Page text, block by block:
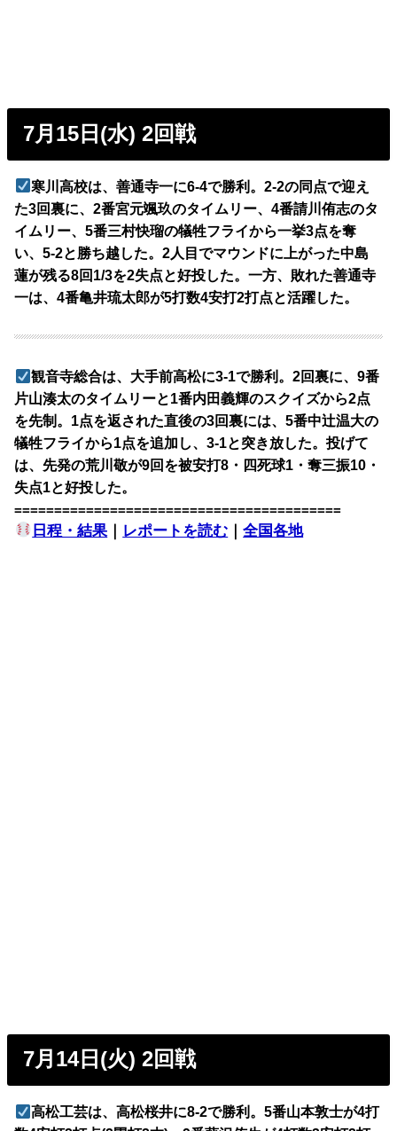
7月15日(水) 2回戦
寒川高校は、善通寺一に6-4で勝利。2-2の同点で迎え
た3回裏に、2番宮元颯玖のタイムリー、4番請川侑志のタ
イムリー、5番三村快瑠の犠牲フライから一挙3点を奪
い、5-2と勝ち越した。2人目でマウンドに上がった中島
蓮が残る8回1/3を2失点と好投した。一方、敗れた善通寺
一は、4番亀井琉太郎が5打数4安打2打点と活躍した。
観音寺総合は、大手前高松に3-1で勝利。2回裏に、9番
片山湊太のタイムリーと1番内田義輝のスクイズから2点
を先制。1点を返された直後の3回裏には、5番中辻温大の
犠牲フライから1点を追加し、3-1と突き放した。投げて
は、先発の荒川敬が9回を被安打8・四死球1・奪三振10・
失点1と好投した。
=========================================
日程・結果 ｜ レポートを読む ｜全国各地
7月14日(火) 2回戦
高松工芸は、高松桜井に8-2で勝利。5番山本敦士が4打